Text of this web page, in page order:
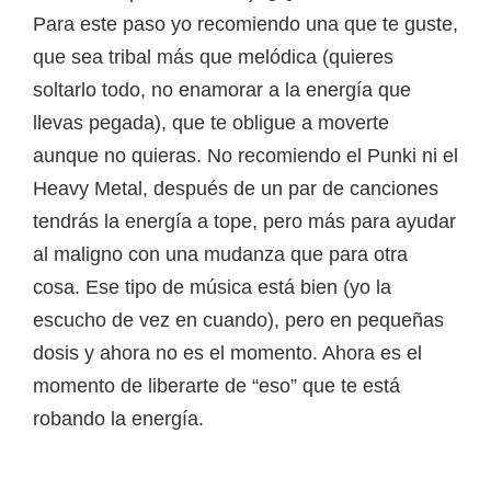
Para este paso yo recomiendo una que te guste,
que sea tribal más que melódica (quieres
soltarlo todo, no enamorar a la energía que
llevas pegada), que te obligue a moverte
aunque no quieras. No recomiendo el Punki ni el
Heavy Metal, después de un par de canciones
tendrás la energía a tope, pero más para ayudar
al maligno con una mudanza que para otra
cosa. Ese tipo de música está bien (yo la
escucho de vez en cuando), pero en pequeñas
dosis y ahora no es el momento. Ahora es el
momento de liberarte de “eso” que te está
robando la energía.